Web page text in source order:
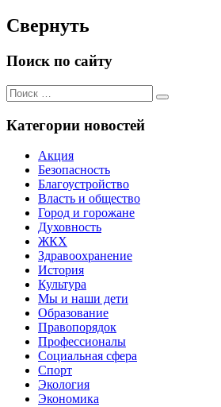
Свернуть
Поиск по сайту
Поиск
для:
Поиск
Категории новостей
Акция
Безопасность
Благоустройство
Власть и общество
Город и горожане
Духовность
ЖКХ
Здравоохранение
История
Культура
Мы и наши дети
Образование
Правопорядок
Профессионалы
Социальная сфера
Спорт
Экология
Экономика